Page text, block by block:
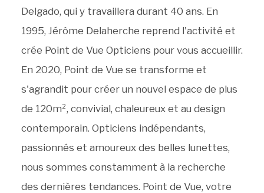
Delgado, qui y travaillera durant 40 ans. En
1995, Jérôme Delaherche reprend l'activité et
crée Point de Vue Opticiens pour vous accueillir.
En 2020, Point de Vue se transforme et
s'agrandit pour créer un nouvel espace de plus
de 120m², convivial, chaleureux et au design
contemporain. Opticiens indépendants,
passionnés et amoureux des belles lunettes,
nous sommes constamment à la recherche
des dernières tendances. Point de Vue, votre